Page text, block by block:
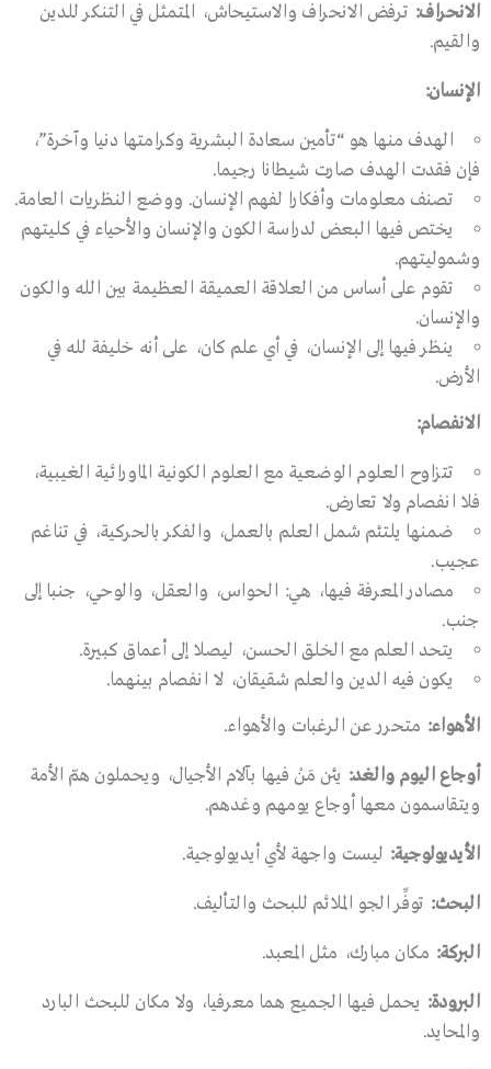
الانحراف: ترفض الانحراف والاستيحاش، المتمثل في التنكر للدين
والقيم.
الإنسان:
الهدف منها هو “تأمين سعادة البشرية وكرامتها دنيا وآخرة”،
فإن فقدت الهدف صارت شيطانا رجيما.
تصنف معلومات وأفكارا لفهم الإنسان. ووضع النظريات العامة.
يختص فيها البعض لدراسة الكون والإنسان والأحياء في كليتهم
وشموليتهم.
تقوم على أساس من العلاقة العميقة العظيمة بين الله والكون
والإنسان.
ينظر فيها إلى الإنسان، في أي علم كان، على أنه خليفة لله في
الأرض.
الانفصام:
تتزاوح العلوم الوضعية مع العلوم الكونية الماورائية الغيبية،
فلا انفصام ولا تعارض.
ضمنها يلتئم شمل العلم بالعمل، والفكر بالحركية، في تناغم
عجيب.
مصادر المعرفة فيها، هي: الحواس، والعقل، والوحي، جنبا إلى
جنب.
يتحد العلم مع الخلق الحسن، ليصلا إلى أعماق كبيرة.
يكون فيه الدين والعلم شقيقان، لا انفصام بينهما.
الأهواء: متحرر عن الرغبات والأهواء.
أوجاع اليوم والغد: يئن مَنْ فيها بآلام الأجيال، ويحملون همّ الأمة
ويتقاسمون معها أوجاع يومهم وغدهم.
الأيديولوجية: ليست واجهة لأي أيديولوجية.
البحث: توفِّر الجو الملائم للبحث والتأليف.
البركة: مكان مبارك، مثل المعبد.
البرودة: يحمل فيها الجميع هما معرفيا، ولا مكان للبحث البارد
والمحايد.